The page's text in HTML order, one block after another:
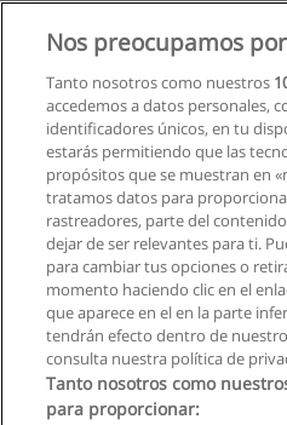
Ver cursos históricos
Nos preocupamos
Tanto nosotros como nuestros
accedemos a datos personales,
identificadores únicos, en tu
estarás permitiendo que las
propósitos que se muestran en
tratamos datos para
rastreadores, parte del
dejar de ser relevantes para ti.
para cambiar tus opciones o
momento haciendo clic en el
que aparece en el en la parte
tendrán efecto dentro de
consulta nuestra política de
Tanto nosotros como
para proporcionar: